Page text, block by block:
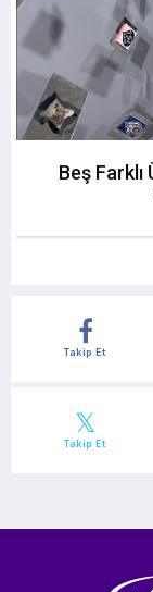
Beş Farklı
Takip Et
Takip Et